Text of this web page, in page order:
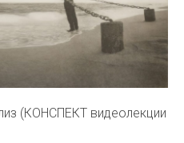
(КОНСПЕКТ видеолекции